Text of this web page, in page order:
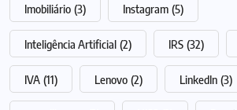
Imobiliário (3) Instagram (5)
Inteligência Artificial (2) IRS (32)
IVA (11) Lenovo (2) LinkedIn (3)